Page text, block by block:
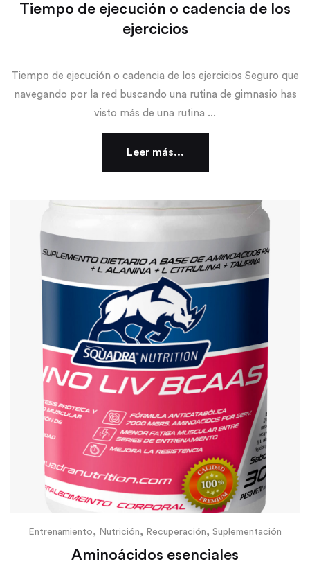
Tiempo de ejecución o cadencia de los
ejercicios
Tiempo de ejecución o cadencia de los ejercicios Seguro que
navegando por la red buscando una rutina de gimnasio has
visto más de una rutina ...
Leer más...
Entrenamiento, Nutrición, Recuperación, Suplementación
Aminoácidos esenciales